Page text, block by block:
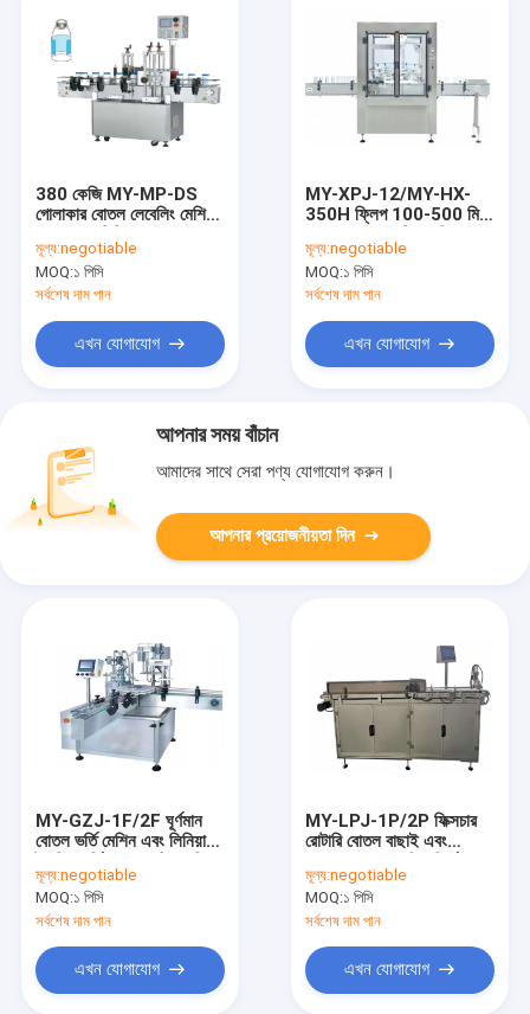
380 কেজি MY-MP-DS
গোলাকার বোতল লেবেলিং মেশিন
মিনিট 220V 50/60Hz
2.6KW
মূল্য:negotiable
MOQ:১ পিসি
সর্বশেষ দাম পান
এখন যোগাযোগ
MY-XPJ-12/MY-HX-
350H ফ্লিপ 100-500 মিলি
ওভেন ডিভাইস 2200 বোতল /
ঘন্টা
মূল্য:negotiable
MOQ:১ পিসি
সর্বশেষ দাম পান
এখন যোগাযোগ
আপনার সময় বাঁচান
আমাদের সাথে সেরা পণ্য যোগাযোগ করুন।
আপনার প্রয়োজনীয়তা দিন
MY-GZJ-1F/2F ঘূর্ণমান
বোতল ভর্তি মেশিন এবং লিনিয়ার
40 প্লাস্টিকের বোতল / মিনিট
মূল্য:negotiable
MOQ:১ পিসি
সর্বশেষ দাম পান
এখন যোগাযোগ
MY-LPJ-1P/2P ফিক্সচার
রোটারি বোতল বাছাই এবং
25-40 বোতল / মিনিট সঙ্গে
মূল্য:negotiable
MOQ:১ পিসি
সর্বশেষ দাম পান
এখন যোগাযোগ